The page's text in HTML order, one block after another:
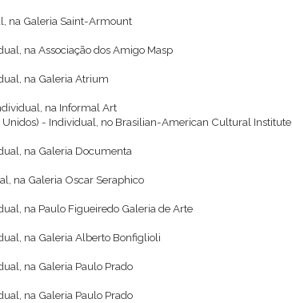
na Galeria Saint-Armount
na Associação dos Amigo Masp
na Galeria Atrium
na Informal Art
Unidos) - Individual, no Brasilian-American Cultural Institute
na Galeria Documenta
na Galeria Oscar Seraphico
na Paulo Figueiredo Galeria de Arte
na Galeria Alberto Bonfiglioli
na Galeria Paulo Prado
na Galeria Paulo Prado